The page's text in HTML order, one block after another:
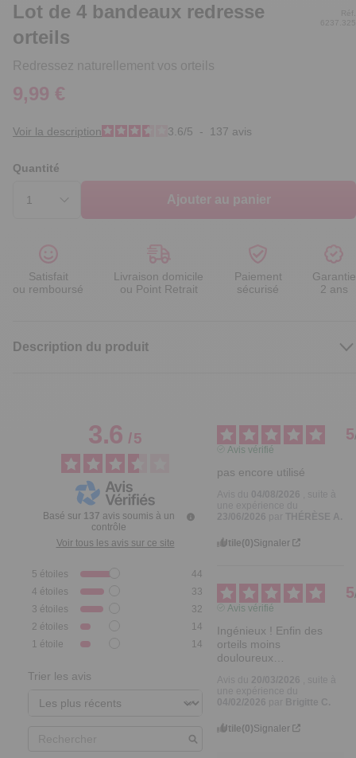
Lot de 4 bandeaux redresse
orteils
Redressez naturellement vos orteils
Réf.
6237.325
9,99 €
Voir la description 3.6/5 - 137 avis
Quantité
Ajouter au panier
Satisfait
ou remboursé
Livraison domicile
ou Point Retrait
Paiement
sécurisé
Garantie
2 ans
Description du produit
3.6/5
Basé sur 137 avis soumis à un
contrôle
Voir tous les avis sur ce site
5 étoiles
44
4 étoiles
33
3 étoiles
32
2 étoiles
14
1 étoile 14
Trier les avis
5
Avis vérifié
pas encore utilisé
Utile(0)Signaler
5
Avis vérifié
Ingénieux ! Enfin des
orteils moins
douloureux…
Utile(0)Signaler